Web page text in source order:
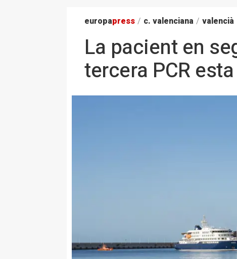
europapress / c. valenciana / valencià
La pacient en
tercera PCR